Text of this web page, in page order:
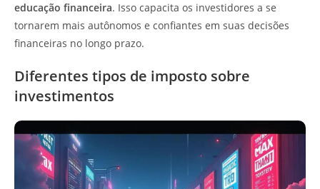
educação financeira. Isso capacita os investidores a se
tornarem mais autônomos e confiantes em suas decisões
financeiras no longo prazo.
Diferentes tipos de imposto sobre
investimentos